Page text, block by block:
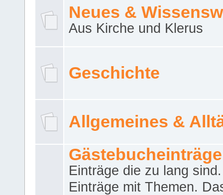
Neues &
Aus Kirche und Klerus
Geschichte
Allgemeines &
Gästebucheinträge
Einträge die zu lang
Einträge mit Themen.